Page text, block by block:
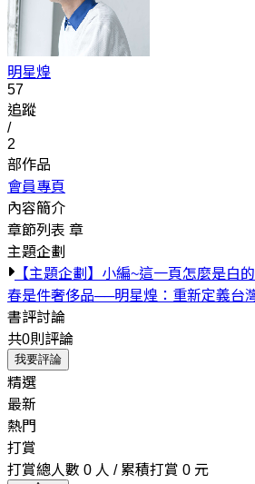
明星煌
57
追蹤
/
2
部作品
會員專頁
內容簡介
章節列表 章
主題企劃
【主題企劃】小編~這一頁怎麼是白的
春是件奢侈品──明星煌：重新定義台
書評討論
共0則評論
我要評論
精選
最新
熱門
打賞
打賞總人數 0 人 / 累積打賞 0 元